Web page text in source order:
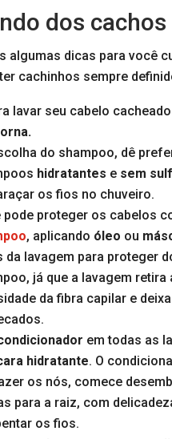
dos cachos
algumas dicas para você
cachinhos sempre
lavar seu cabelo
do shampoo, dê
hidratantes e sem
os fios no chuveiro.
pode proteger os cabelos
, aplicando óleo ou
da lavagem para proteger
já que a lavagem retira
da fibra capilar e
em todas as
hidratante. O
os nós, comece
para a raiz, com
os fios.